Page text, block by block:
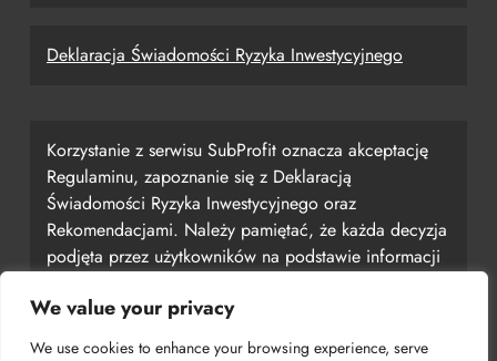
We value your privacy
We use cookies to enhance your browsing experience, serve
Deklaracja Świadomości Ryzyka Inwestycyjnego
Korzystanie z serwisu SubProfit oznacza akceptację
Regulaminu, zapoznanie się z Deklaracją
Świadomości Ryzyka Inwestycyjnego oraz
Rekomendacjami. Należy pamiętać, że każda decyzja
podjęta przez użytkowników na podstawie informacji
odpowiedzialnością, a serwis SubProfit nie ponosi za
nią odpowiedzialności.